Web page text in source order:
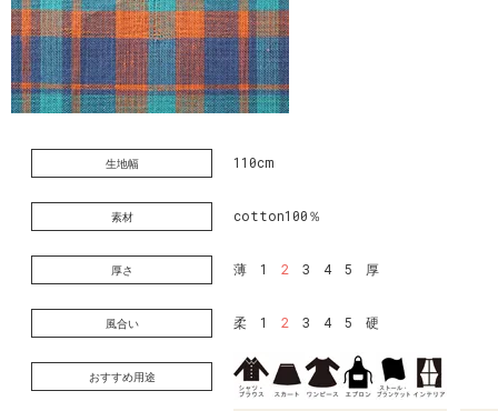
生地幅 110cm
素材 cotton100％
厚さ 薄 1 2 3 4 5 厚
風合い 柔 1 2 3 4 5 硬
おすすめ用途